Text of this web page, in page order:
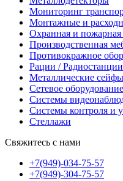
Мониторинг
Монтажные и
Охранная и пожарная
Производственная
Противокражное
Рации / Радиостанции
Металлические сейфы
Сетевое оборудование
Системы
Системы контроля и
Стеллажи
Свяжитесь с нами
+7(949)-034-75-57
+7(949)-304-75-57